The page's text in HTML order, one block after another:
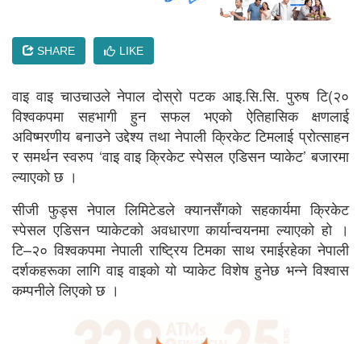
SHARE LIKE
वाइ वाइ चाउचाउले नेपाल दोस्रो पटक आइ.सि.सि. पुरुष टि(२०
विश्वकपमा सहभागी हुन सफल भएको ऐतिहासिक क्षणलाई
अविष्मरणीय बनाउने उद्देश्य तथा नेपाली क्रिकेट टिमलाई प्रोत्साहन
र समर्थन स्वरुप ‘वाइ वाइ क्रिकेट स्पेसल एडिसन प्याकेट’ बजारमा
ल्याएको छ ।
सीजी फुड्स नेपाल लिमिटेडले क्यानसँगको सहकार्यमा क्रिकेट
स्पेसल एडिसन प्याकेटको अवधारणा कार्यान्वयनमा ल्याएको हो ।
टि–२० विश्वकपमा नेपाली राष्ट्रिय टिमका साथ रमाईरहेका नेपाली
दर्शकहरूका लागि वाइ वाइको यो प्याकेट विशेष हुनेछ भन्ने विश्वास
कम्पनीले लिएको छ ।